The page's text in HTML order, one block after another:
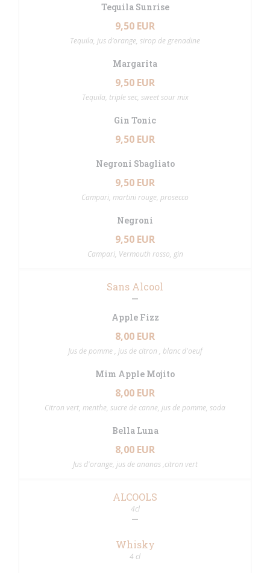
Tequila Sunrise
9,50 EUR
Tequila, jus d’orange, sirop de grenadine
Margarita
9,50 EUR
Tequila, triple sec, sweet sour mix
Gin Tonic
9,50 EUR
Negroni Sbagliato
9,50 EUR
Campari, martini rouge, prosecco
Negroni
9,50 EUR
Campari, Vermouth rosso, gin
Sans Alcool
Apple Fizz
8,00 EUR
Jus de pomme , jus de citron , blanc d'oeuf
Mim Apple Mojito
8,00 EUR
Citron vert, menthe, sucre de canne, jus de pomme, soda
Bella Luna
8,00 EUR
Jus d'orange, jus de ananas ,citron vert
ALCOOLS
4cl
Whisky
4 cl